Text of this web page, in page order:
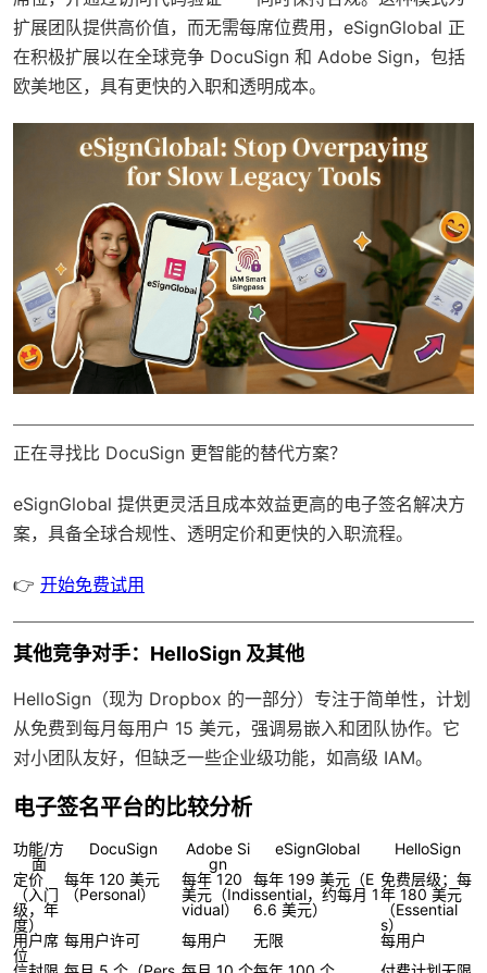
扩展团队提供高价值，而无需每席位费用，eSignGlobal 正
在积极扩展以在全球竞争 DocuSign 和 Adobe Sign，包括
欧美地区，具有更快的入职和透明成本。
正在寻找比 DocuSign 更智能的替代方案？
eSignGlobal 提供更灵活且成本效益更高的电子签名解决方
案，具备全球合规性、透明定价和更快的入职流程。
👉 开始免费试用
其他竞争对手：HelloSign 及其他
HelloSign（现为 Dropbox 的一部分）专注于简单性，计划
从免费到每月每用户 15 美元，强调易嵌入和团队协作。它
对小团队友好，但缺乏一些企业级功能，如高级 IAM。
电子签名平台的比较分析
功能/方
面
DocuSign
Adobe Si
gn
eSignGlobal
HelloSign
定价
（入门
级，年
度）
每年 120 美元
（Personal）
每年 120
美元（Indi
vidual）
每年 199 美元（E
ssential，约每月 1
6.6 美元）
免费层级；每
年 180 美元
（Essential
s）
用户席
位
每用户许可 每用户 无限
每用户